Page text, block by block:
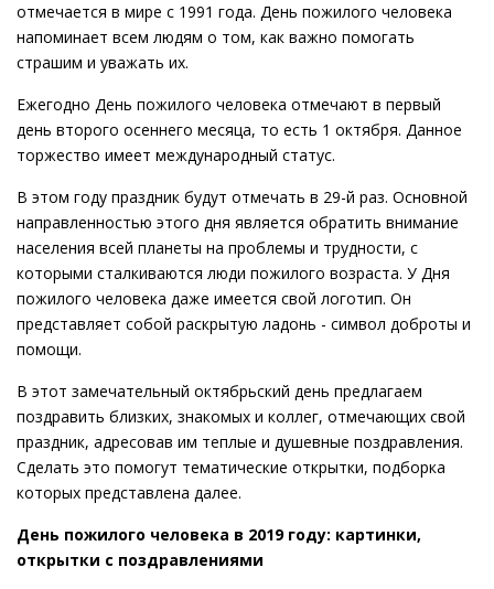
отмечается в мире с 1991 года. День пожилого человека
напоминает всем людям о том, как важно помогать
страшим и уважать их.
Ежегодно День пожилого человека отмечают в первый
день второго осеннего месяца, то есть 1 октября. Данное
торжество имеет международный статус.
В этом году праздник будут отмечать в 29-й раз. Основной
направленностью этого дня является обратить внимание
населения всей планеты на проблемы и трудности, с
которыми сталкиваются люди пожилого возраста. У Дня
пожилого человека даже имеется свой логотип. Он
представляет собой раскрытую ладонь - символ доброты и
помощи.
В этот замечательный октябрьский день предлагаем
поздравить близких, знакомых и коллег, отмечающих свой
праздник, адресовав им теплые и душевные поздравления.
Сделать это помогут тематические открытки, подборка
которых представлена далее.
День пожилого человека в 2019 году: картинки,
открытки с поздравлениями